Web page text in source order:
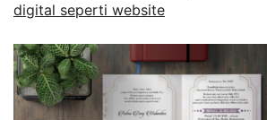
digital seperti website